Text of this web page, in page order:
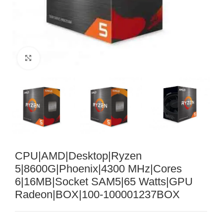
CPU|AMD|Desktop|Ryzen
5|8600G|Phoenix|4300 MHz|Cores
6|16MB|Socket SAM5|65 Watts|GPU
Radeon|BOX|100-100001237BOX